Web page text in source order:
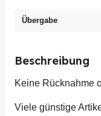
Übergabe
Beschreibung
Keine Rücknahme
Viele günstige